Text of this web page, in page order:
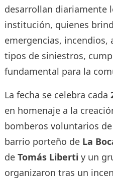
desarrollan diariamente
institución, quienes
emergencias,
tipos de siniestros,
fundamental para la
La fecha se celebra cada
en homenaje a la
bomberos voluntarios
barrio porteño de La
de Tomás Liberti y un
organizaron tras un